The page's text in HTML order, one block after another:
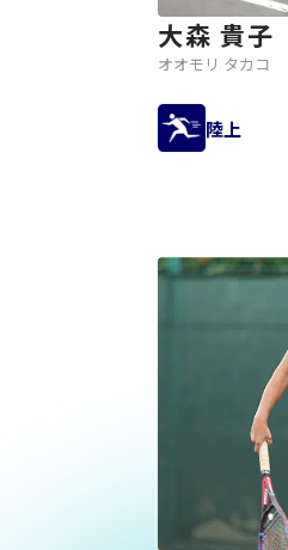
大森 貴子
オオモリ タカコ
陸上